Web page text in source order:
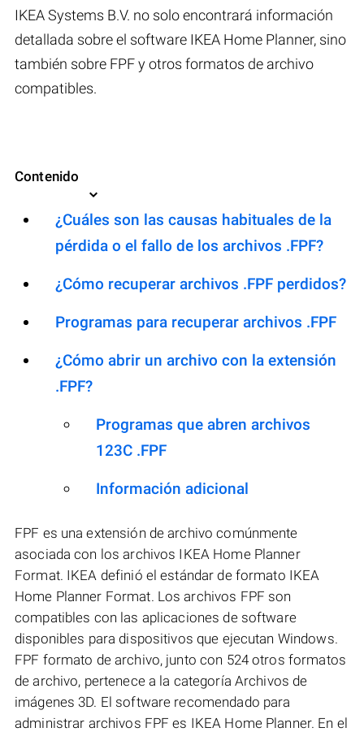
IKEA Systems B.V. no solo encontrará información
detallada sobre el software IKEA Home Planner, sino
también sobre FPF y otros formatos de archivo
compatibles.
Contenido
¿Cuáles son las causas habituales de la
pérdida o el fallo de los archivos .FPF?
¿Cómo recuperar archivos .FPF perdidos?
Programas para recuperar archivos .FPF
¿Cómo abrir un archivo con la extensión
.FPF?
Programas que abren archivos
123C .FPF
Información adicional
FPF es una extensión de archivo comúnmente
asociada con los archivos IKEA Home Planner
Format. IKEA definió el estándar de formato IKEA
Home Planner Format. Los archivos FPF son
compatibles con las aplicaciones de software
disponibles para dispositivos que ejecutan Windows.
FPF formato de archivo, junto con 524 otros formatos
de archivo, pertenece a la categoría Archivos de
imágenes 3D. El software recomendado para
administrar archivos FPF es IKEA Home Planner. En el